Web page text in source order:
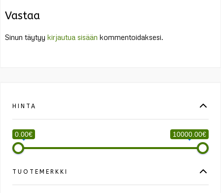
Vastaa
Sinun täytyy kirjautua sisään kommentoidaksesi.
HINTA
0.00€ 10000.00€
TUOTEMERKKI